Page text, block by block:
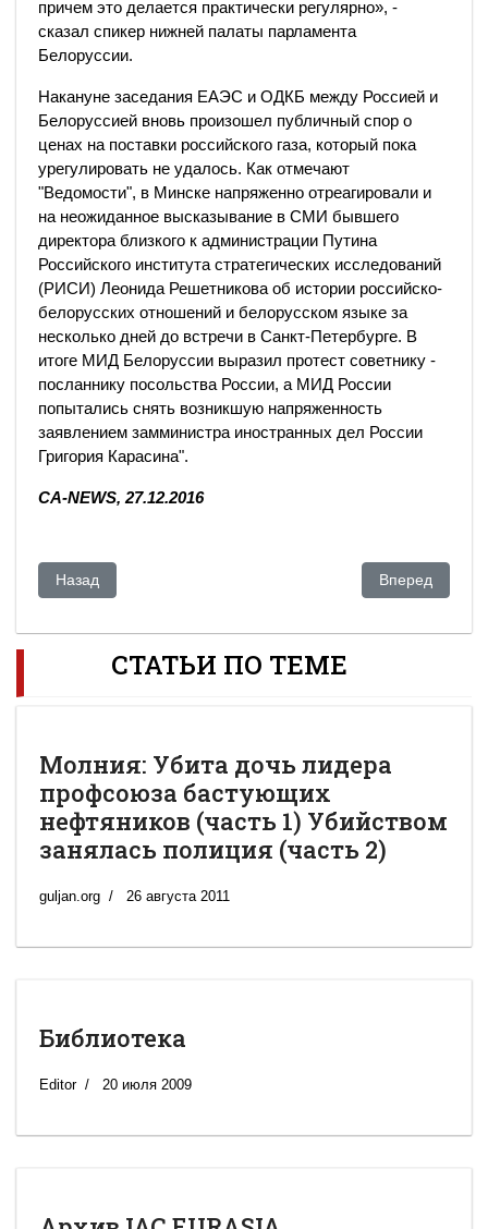
причем это делается практически регулярно», -
сказал спикер нижней палаты парламента
Белоруссии.
Накануне заседания ЕАЭС и ОДКБ между Россией и
Белоруссией вновь произошел публичный спор о
ценах на поставки российского газа, который пока
урегулировать не удалось. Как отмечают
"Ведомости", в Минске напряженно отреагировали и
на неожиданное высказывание в СМИ бывшего
директора близкого к администрации Путина
Российского института стратегических исследований
(РИСИ) Леонида Решетникова об истории российско-
белорусских отношений и белорусском языке за
несколько дней до встречи в Санкт-Петербурге. В
итоге МИД Белоруссии выразил протест советнику -
посланнику посольства России, а МИД России
попытались снять возникшую напряженность
заявлением замминистра иностранных дел России
Григория Карасина".
CA-NEWS, 27.12.2016
Предыдущий: Казахстан взял курс на политические
Назад Следующий:
Вперед
СТАТЬИ ПО ТЕМЕ
Молния: Убита дочь лидера
профсоюза бастующих
нефтяников (часть 1) Убийством
занялась полиция (часть 2)
guljan.org 26 августа 2011
Библиотека
Editor 20 июля 2009